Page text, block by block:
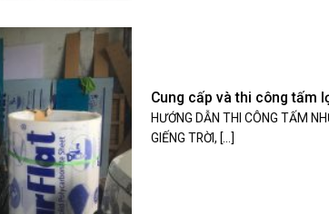
Cung cấp và thi công tấm
HƯỚNG DẪN THI CÔNG TẤM
GIẾNG TRỜI, [...]